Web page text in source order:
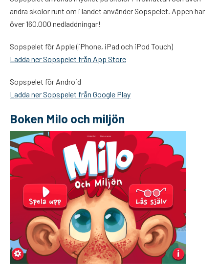
andra skolor runt om i landet använder Sopspelet. Appen har
över 160.000 nedladdningar!
Sopspelet för Apple (iPhone, iPad och iPod Touch)
Ladda ner Sopspelet från App Store
Sopspelet för Android
Ladda ner Sopspelet från Google Play
Boken Milo och miljön